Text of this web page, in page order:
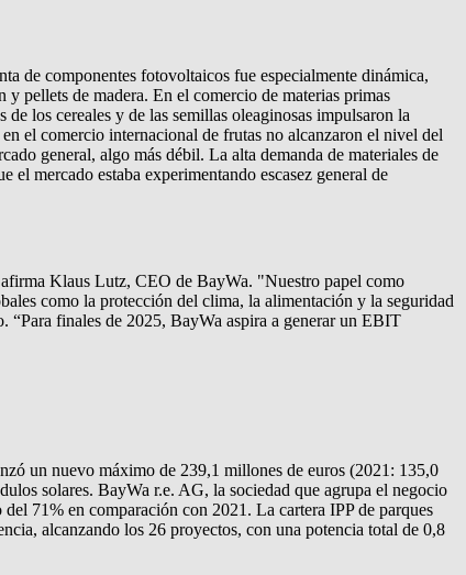
de componentes fotovoltaicos fue especialmente dinámica,
pellets de madera. En el comercio de materias primas
los cereales y de las semillas oleaginosas impulsaron la
el comercio internacional de frutas no alcanzaron el nivel del
general, algo más débil. La alta demanda de materiales de
mercado estaba experimentando escasez general de
Klaus Lutz, CEO de BayWa. "Nuestro papel como
como la protección del clima, la alimentación y la seguridad
“Para finales de 2025, BayWa aspira a generar un EBIT
un nuevo máximo de 239,1 millones de euros (2021: 135,0
solares. BayWa r.e. AG, la sociedad que agrupa el negocio
71% en comparación con 2021. La cartera IPP de parques
alcanzando los 26 proyectos, con una potencia total de 0,8